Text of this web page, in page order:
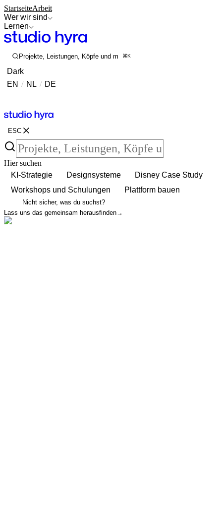
StartseiteArbeit
Wer wir sind
Lernen
Projekte, Leistungen, Köpfe und mehr durchsuchen
⌘K
Dark
EN / NL / DE
ESC
Hier suchen
KI-Strategie
Designsysteme
Disney Case Study
Workshops und Schulungen
Plattform bauen
Nicht sicher, was du suchst?
Lass uns das gemeinsam herausfinden→